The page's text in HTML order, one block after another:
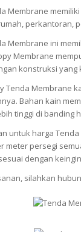
Membrane
perkantoran,
Membrane ini
Membrane
konstruksi
Tenda Membrane
Bahan kain
tinggi di banding
untuk harga
meter persegi
dengan
silahkan